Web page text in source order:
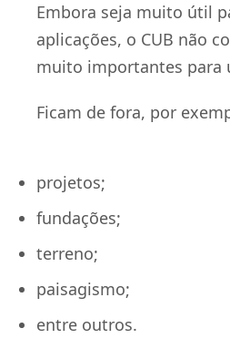
Embora seja muito útil
aplicações, o CUB não
muito importantes para
Ficam de fora, por
projetos;
fundações;
terreno;
paisagismo;
entre outros.